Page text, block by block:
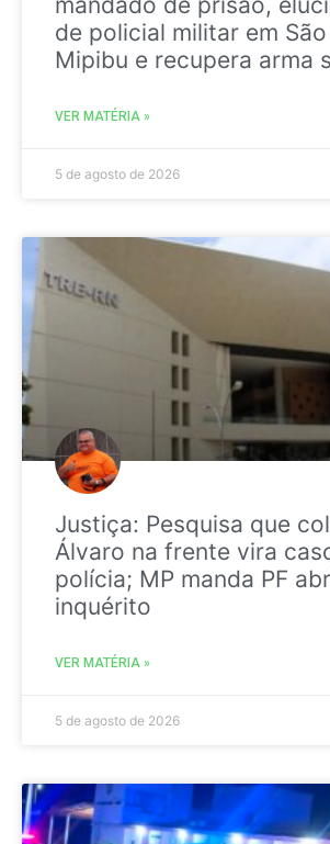
de policial militar em
Mipibu e recupera arma
VER MATÉRIA »
5 de agosto de 2026
Justiça: Pesquisa que
Álvaro na frente vira
polícia; MP manda PF
inquérito
VER MATÉRIA »
5 de agosto de 2026